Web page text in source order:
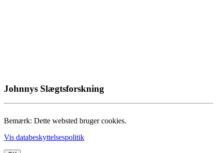
Johnnys Slægtsforskning
Bemærk: Dette websted bruger cookies.
Vis databeskyttelsespolitik